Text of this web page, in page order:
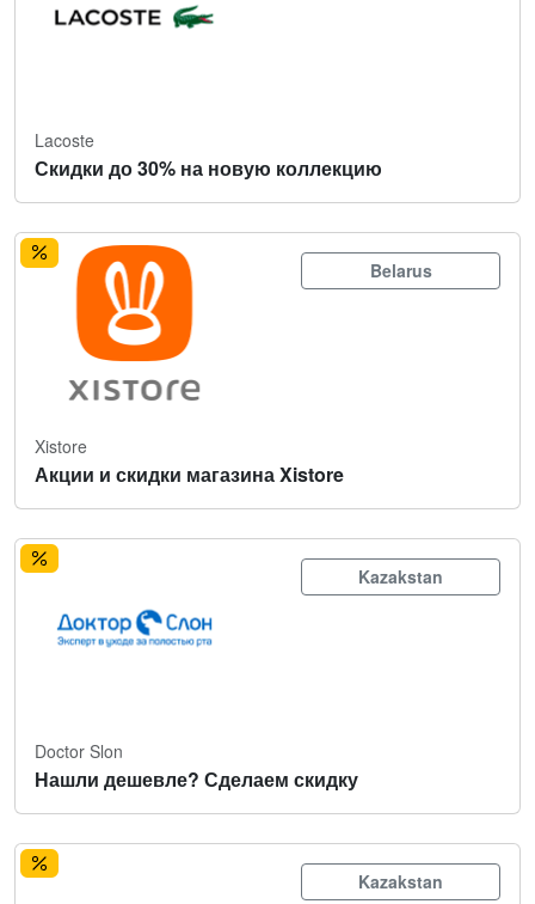
Lacoste
Скидки до 30% на новую коллекцию
Belarus
Xistore
Акции и скидки магазина Xistore
Kazakstan
Doctor Slon
Нашли дешевле? Сделаем скидку
Kazakstan